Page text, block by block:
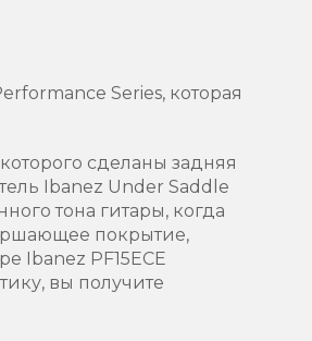
Series, которая
сделаны задняя
Ibanez Under Saddle
тона гитары, когда
покрытие,
Ibanez PF15ECE
вы получите